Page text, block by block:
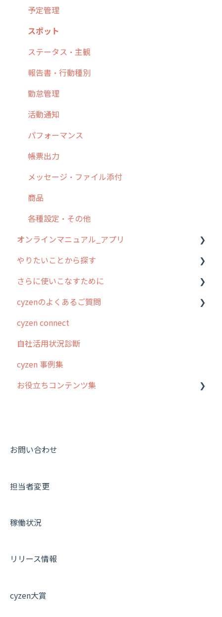
4. cyzen利用前の準備：システム管理者編
5. 基本的な使い方：システム管理者編
6. 基本的な使い方：ユーザー編
7. 初心者向けよくある質問集
8. 用語集
9. もっと便利に利用するための設定
10.ユーザー向けおすすめの使い方
【業界業種別】cyzen設定方法
予定管理
スポット
ステータス・主観
報告書・行動種別
勤怠管理
活動通知
パフォーマンス
帳票出力
メッセージ・ファイル添付
商品
各種設定・その他
オンラインマニュアル_アプリ
アプリの使い始め
ホーム画面
スポット
報告閲覧
予定
日報
履歴
パフォーマンス
お知らせ
やりたいことから探す
行動管理
勤怠管理
予定管理
スポット
ステータス・主観
報告書・行動種別
活動通知
商品
さらに使いこなすために
はじめに
スポット・ステータス関連オプション
交通費自動計算
安全走行支援
写真管理・高画質化
その他オプション
契約・その他
cyzenのよくあるご質問
ログインについて
グループ・ユーザーについて
GPS・位置情報 について
ルート自動記録 について
報告書について
メンバー画面について
その他よくある質問
cyzen connect
自社活用状況診断
cyzen 事例集
お役立ちコンテンツ集
動画集：共通
お問い合わせ
担当者変更
稼働状況
リリース情報
cyzen大賞